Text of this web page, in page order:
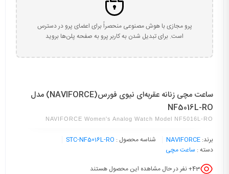
پرو مجازی با هوش مصنوعی منحصراً برای اعضای پرو در دسترس
است. برای تبدیل شدن به کاربر پرو به صفحه پلن‌ها بروید
ساعت مچی زنانه عقربه‌ای نیوی فورس(NAVIFORCE) مدل
NF5016L-RO
NAVIFORCE Women's Analog Watch Model NF5016L-RO
برند: NAVIFORCE شناسه محصول : STC-NF5016L-RO
دسته : ساعت مچی
43+ نفر در حال مشاهده این محصول هستند